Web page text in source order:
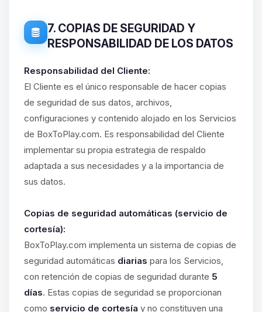
7. COPIAS DE SEGURIDAD Y
RESPONSABILIDAD DE LOS DATOS
Responsabilidad del Cliente:
El Cliente es el único responsable de hacer copias
de seguridad de sus datos, archivos,
configuraciones y contenido alojado en los Servicios
de BoxToPlay.com. Es responsabilidad del Cliente
implementar su propia estrategia de respaldo
adaptada a sus necesidades y a la importancia de
sus datos.
Copias de seguridad automáticas (servicio de
cortesía):
BoxToPlay.com implementa un sistema de copias de
seguridad automáticas diarias para los Servicios,
con retención de copias de seguridad durante 5
días. Estas copias de seguridad se proporcionan
como servicio de cortesía y no constituyen una